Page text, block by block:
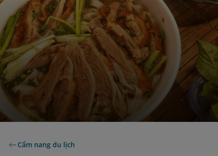
Cẩm nang du lịch